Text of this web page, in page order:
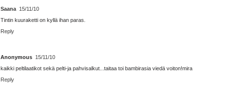
Saana 15/11/10
Tintin kuuraketti on kyllä ihan paras.
Reply
Anonymous 15/11/10
kaikki peltilaatikot sekä pelti-ja pahvisalkut...taitaa toi bambirasia viedä voiton!mira
Reply